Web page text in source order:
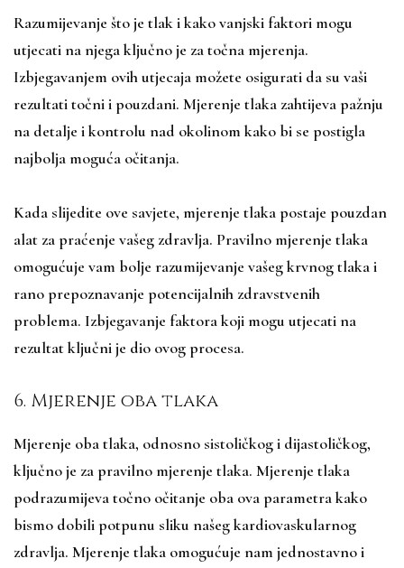
Razumijevanje što je tlak i kako vanjski faktori mogu
utjecati na njega ključno je za točna mjerenja.
Izbjegavanjem ovih utjecaja možete osigurati da su vaši
rezultati točni i pouzdani. Mjerenje tlaka zahtijeva pažnju
na detalje i kontrolu nad okolinom kako bi se postigla
najbolja moguća očitanja.
Kada slijedite ove savjete, mjerenje tlaka postaje pouzdan
alat za praćenje vašeg zdravlja. Pravilno mjerenje tlaka
omogućuje vam bolje razumijevanje vašeg krvnog tlaka i
rano prepoznavanje potencijalnih zdravstvenih
problema. Izbjegavanje faktora koji mogu utjecati na
rezultat ključni je dio ovog procesa.
6. Mjerenje oba tlaka
Mjerenje oba tlaka, odnosno sistoličkog i dijastoličkog,
ključno je za pravilno mjerenje tlaka. Mjerenje tlaka
podrazumijeva točno očitanje oba ova parametra kako
bismo dobili potpunu sliku našeg kardiovaskularnog
zdravlja. Mjerenje tlaka omogućuje nam jednostavno i